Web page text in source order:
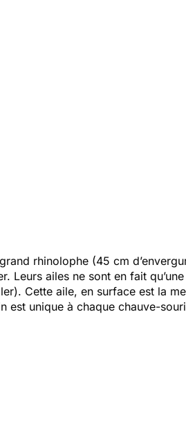
rhinolophe (45 cm
Leurs ailes ne sont en fait
Cette aile, en surface est la
est unique à chaque chauve-